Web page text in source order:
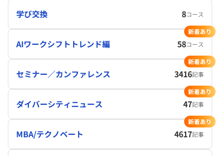
学び交換 8コース
AIワークシフトトレンド編 58コース
新着あり
セミナー／カンファレンス 3416記事
新着あり
ダイバーシティニュース 47記事
新着あり
MBA/テクノベート 4617記事
新着あり